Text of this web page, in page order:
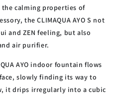
calming properties of
the CLIMAQUA AYO S not
and ZEN feeling, but also
air purifier.
AYO indoor fountain flows
slowly finding its way to
it drips irregularly into a cubic